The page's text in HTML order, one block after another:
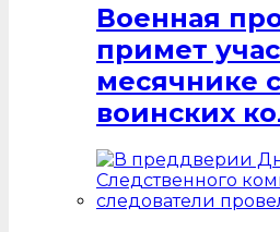
Военная
примет
месячнике
воинских